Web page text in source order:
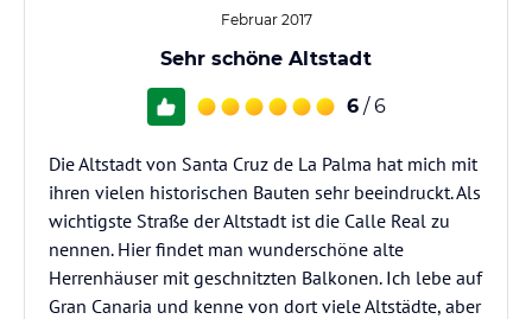
Februar 2017
Sehr schöne Altstadt
6 / 6
Die Altstadt von Santa Cruz de La Palma hat mich mit
ihren vielen historischen Bauten sehr beeindruckt. Als
wichtigste Straße der Altstadt ist die Calle Real zu
nennen. Hier findet man wunderschöne alte
Herrenhäuser mit geschnitzten Balkonen. Ich lebe auf
Gran Canaria und kenne von dort viele Altstädte, aber